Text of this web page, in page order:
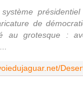
de
grotesque :